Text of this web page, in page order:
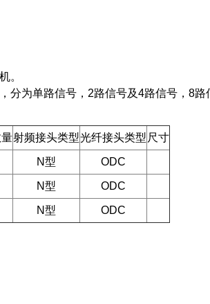
。
分为单路信号，2路信号及4路信号，8路
射频接头类型光纤接头类型 尺寸
N型 ODC
N型 ODC
N型
ODC